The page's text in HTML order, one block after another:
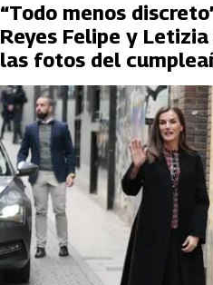
“Todo menos
Reyes Felipe y
las fotos del